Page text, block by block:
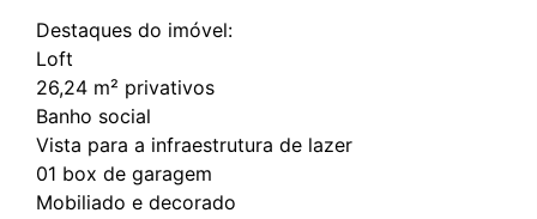
Destaques do imóvel:
Loft
26,24 m² privativos
Banho social
Vista para a infraestrutura de lazer
01 box de garagem
Mobiliado e decorado